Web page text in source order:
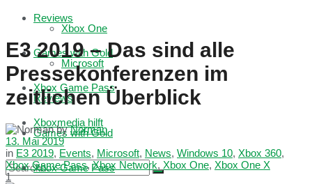
Reviews
Games with Gold
Xbox Game Pass
Xboxmedia hilft
Xbox One
Microsoft
Reviews
Games with Gold
Xbox Game Pass
E3 2019 – Das sind alle
Pressekonferenzen im
zeitlichen Überblick
by Norman
13. Mai 2019
in E3 2019, Events, Microsoft, News, Windows 10, Xbox 360,
Xbox Game Pass,Xbox Network, Xbox One, Xbox One X
1